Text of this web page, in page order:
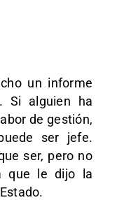
un informe
Si alguien ha
de gestión,
ser jefe.
ser, pero no
que le dijo la